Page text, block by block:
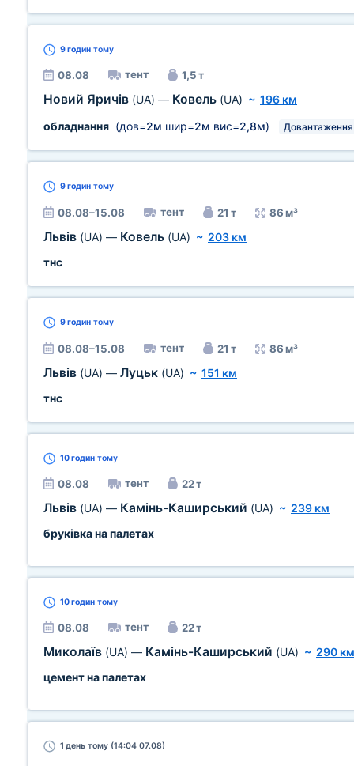
9 годин тому
08.08 тент 1,5 т
Новий Яричів (UA) — Ковель (UA) ~ 196 км
обладнання (дов=2м шир=2м вис=2,8м) Довантаження
9 годин тому
08.08–15.08 тент 21 т 86 м³
Львів (UA) — Ковель (UA) ~ 203 км
тнс
9 годин тому
08.08–15.08 тент 21 т 86 м³
Львів (UA) — Луцьк (UA) ~ 151 км
тнс
10 годин тому
08.08 тент 22 т
Львів (UA) — Камінь-Каширський (UA) ~ 239 км
бруківка на палетах
10 годин тому
08.08 тент 22 т
Миколаїв (UA) — Камінь-Каширський (UA) ~ 290 км
цемент на палетах
1 день тому (14:04 07.08)